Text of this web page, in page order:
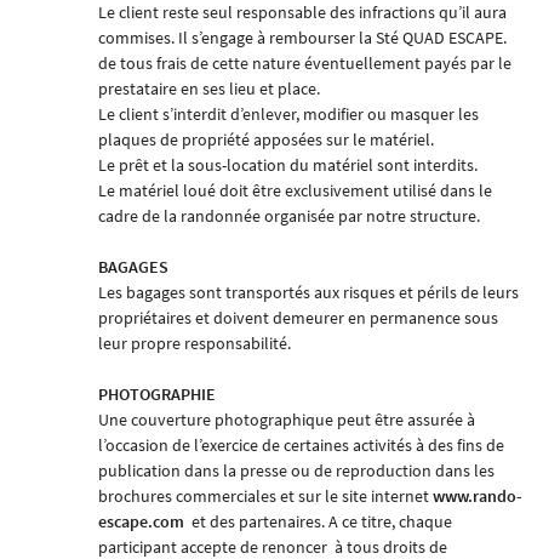
Le client reste seul responsable des infractions qu’il aura
commises. Il s’engage à rembourser la Sté QUAD ESCAPE.
de tous frais de cette nature éventuellement payés par le
prestataire en ses lieu et place.
Le client s’interdit d’enlever, modifier ou masquer les
plaques de propriété apposées sur le matériel.
Le prêt et la sous-location du matériel sont interdits.
Le matériel loué doit être exclusivement utilisé dans le
cadre de la randonnée organisée par notre structure.
BAGAGES
Les bagages sont transportés aux risques et périls de leurs
propriétaires et doivent demeurer en permanence sous
leur propre responsabilité.
PHOTOGRAPHIE
Une couverture photographique peut être assurée à
l’occasion de l’exercice de certaines activités à des fins de
publication dans la presse ou de reproduction dans les
brochures commerciales et sur le site internetwww.rando-
escape.com et des partenaires. A ce titre, chaque
participant accepte de renoncer à tous droits de